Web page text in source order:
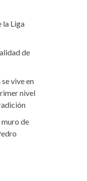
la Liga
de
vive en
nivel
muro de